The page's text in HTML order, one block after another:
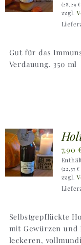
(28,29€
zzgl.
Gut für das
Verdauung. 350 ml
7,90
(22,57€
zzgl.
Selbstgepflückte
mit Gewürzen und
leckeren,